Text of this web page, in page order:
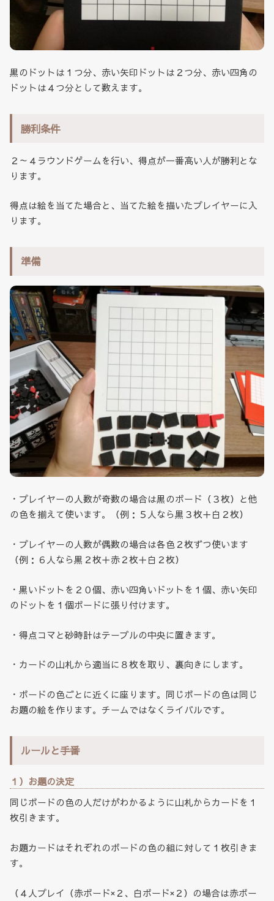
黒のドットは１つ分、赤い矢印ドットは２つ分、赤い四角の
ドットは４つ分として数えます。
勝利条件
２～４ラウンドゲームを行い、得点が一番高い人が勝利とな
ります。
得点は絵を当てた場合と、当てた絵を描いたプレイヤーに入
ります。
準備
・プレイヤーの人数が奇数の場合は黒のボード（３枚）と他
の色を揃えて使います。（例：５人なら黒３枚＋白２枚）
・プレイヤーの人数が偶数の場合は各色２枚ずつ使います
（例：６人なら黒２枚＋赤２枚＋白２枚）
・黒いドットを２０個、赤い四角いドットを１個、赤い矢印
のドットを１個ボードに張り付けます。
・得点コマと砂時計はテーブルの中央に置きます。
・カードの山札から適当に８枚を取り、裏向きにします。
・ボードの色ごとに近くに座ります。同じボードの色は同じ
お題の絵を作ります。チームではなくライバルです。
ルールと手番
１）お題の決定
同じボードの色の人だけがわかるように山札からカードを１
枚引きます。
お題カードはそれぞれのボードの色の組に対して１枚引きま
す。
（４人プレイ（赤ボード×２、白ボード×２）の場合は赤ボー